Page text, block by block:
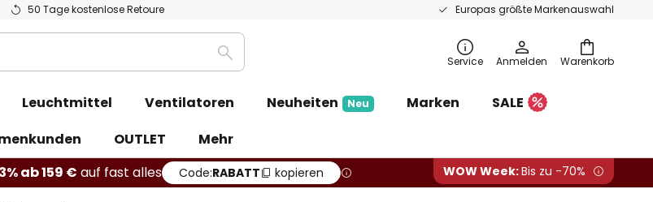
50 Tage kostenlose Retoure Europas größte Markenauswahl
Warenkorb
Suche Service Anmelden
Leuchtmittel Ventilatoren Neuheiten Neu Marken
SALE
OUTLET
Mehr
ab 159 € auf fast alles Code:RABATT kopieren WOW Week:Bis zu -70%